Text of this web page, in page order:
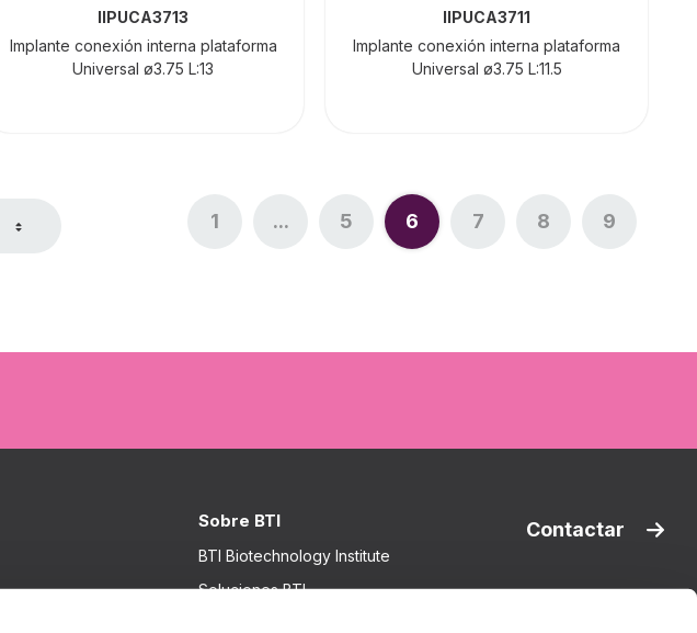
IIPUCA3713
Implante conexión interna plataforma
Universal ø3.75 L:13
IIPUCA3711
Implante conexión interna plataforma
Universal ø3.75 L:11.5
Página
1 ...Páginas intermedias Use TAB para
Página
5 Página
6 Página
7 Página
8 Página
9
Sobre BTI
BTI Biotechnology Institute
Soluciones BTI
Contactar